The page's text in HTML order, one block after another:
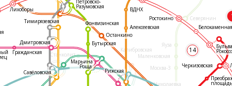
Северянин
Яуза
Маленковская
Москва-3
Николаевка
Калибровская
Станколит
14
Останкино
ВДНХ
Алексеевская
Рижская
Гражданская
Дмитровская
Лихоборы
Тимирязевская
Марьина
Роща
Савёловская
Фонвизинская
Бутырская
Разумовская
Ростокино
Черкизовская
площадь